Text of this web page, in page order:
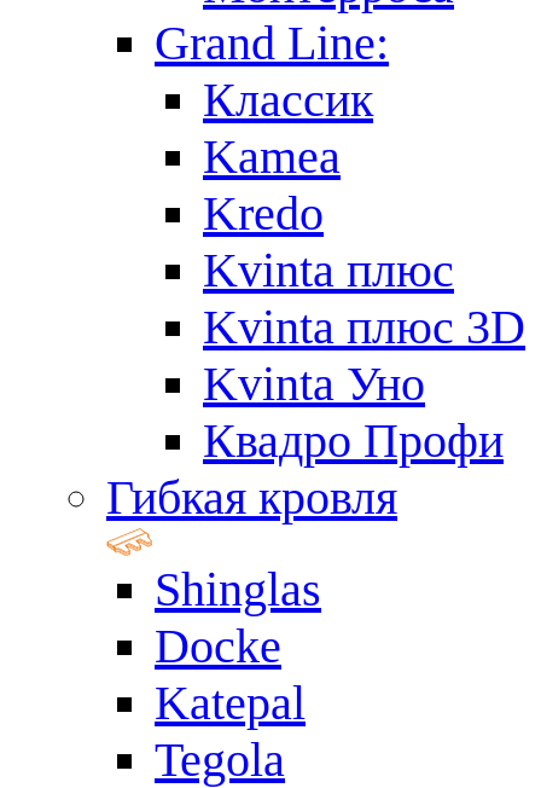
Grand Line:
Классик
Kamea
Kredo
Kvinta плюс
Kvinta плюс 3D
Kvinta Уно
Квадро Профи
Гибкая кровля
Shinglas
Docke
Katepal
Tegola